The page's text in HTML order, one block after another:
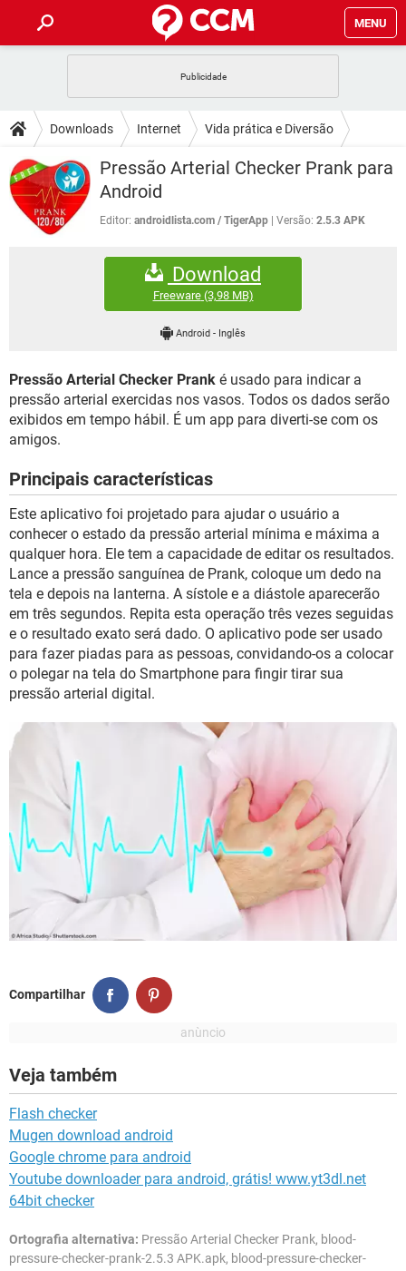
MENU
CELULAR FACEBOOK
OUTLOOK EXCEL
INSTAGRAM
GUIA DE COMPRAS
DICAS
JOGOS
CELULAR
OUTLOOK
DOWNLOADS
JOGOS
CELULAR FACEBOOK
EXCEL
GMAIL
FÓRUM
FACEBOOK
EXCEL
GMAIL
WHATSAPP
INSTAGRAM GMAIL
GUIA DE COMPRAS
Downloads Internet Vida prática e Diversão
Pressão Arterial Checker Prank para
Android
Editor: androidlista.com / TigerApp Versão: 2.5.3 APK
Download
Freeware(3,98 MB)
Android- Inglês
Pressão Arterial Checker Prank é usado para indicar a
pressão arterial exercidas nos vasos. Todos os dados serão
exibidos em tempo hábil. É um app para diverti-se com os
amigos.
Principais características
Este aplicativo foi projetado para ajudar o usuário a
conhecer o estado da pressão arterial mínima e máxima a
qualquer hora. Ele tem a capacidade de editar os resultados.
Lance a pressão sanguínea de Prank, coloque um dedo na
tela e depois na lanterna. A sístole e a diástole aparecerão
em três segundos. Repita esta operação três vezes seguidas
e o resultado exato será dado. O aplicativo pode ser usado
para fazer piadas para as pessoas, convidando-os a colocar
o polegar na tela do Smartphone para fingir tirar sua
pressão arterial digital.
Compartilhar
Veja também
Flash checker
Mugen download android
Google chrome para android
Youtube downloader para android, grátis! www.yt3dl.net
64bit checker
Ortografia alternativa: Pressão Arterial Checker Prank, blood-
pressure-checker-prank-2.5.3 APK.apk, blood-pressure-checker-